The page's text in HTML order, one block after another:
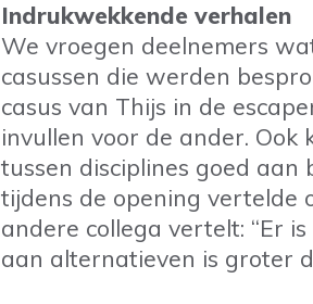
Indrukwekkende verhalen
We vroegen deelnemers
casussen die werden
casus van Thijs in de
invullen voor de ander.
tussen disciplines goed
tijdens de opening vertelde
andere collega vertelt: “Er
aan alternatieven is groter